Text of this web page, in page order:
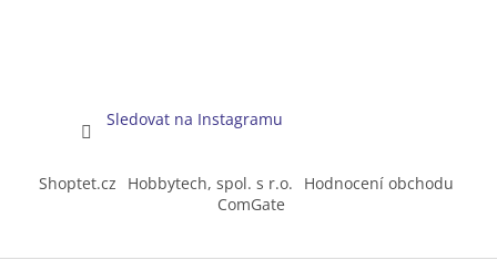
Sledovat na Instagramu
Shoptet.cz Hobbytech, spol. s r.o.
Hodnocení obchodu
ComGate